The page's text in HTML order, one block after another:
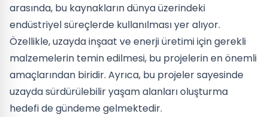
arasında, bu kaynakların dünya üzerindeki
endüstriyel süreçlerde kullanılması yer alıyor.
Özellikle, uzayda inşaat ve enerji üretimi için gerekli
malzemelerin temin edilmesi, bu projelerin en önemli
amaçlarından biridir. Ayrıca, bu projeler sayesinde
uzayda sürdürülebilir yaşam alanları oluşturma
hedefi de gündeme gelmektedir.